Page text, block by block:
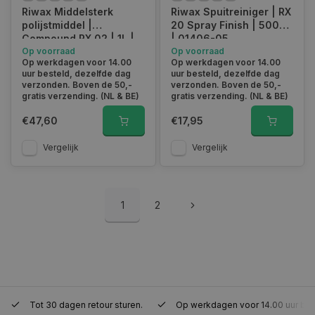
Riwax Middelsterk
polijstmiddel |
Compound RX 02 | 1L |
01402-1
Op voorraad
Op werkdagen voor 14.00
uur besteld, dezelfde dag
verzonden. Boven de 50,-
gratis verzending. (NL & BE)
€47,60
Vergelijk
Riwax Spuitreiniger | RX
20 Spray Finish | 500ml
| 01406-05
Op voorraad
Op werkdagen voor 14.00
uur besteld, dezelfde dag
verzonden. Boven de 50,-
gratis verzending. (NL & BE)
€17,95
Vergelijk
1 2
Tot 30 dagen retour sturen. Op werkdagen voor 14.00 uur
session_id www.autoklusser.nl
29
53
.webshopapp.com
57